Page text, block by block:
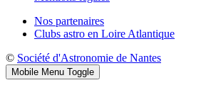
Nos partenaires
Clubs astro en Loire Atlantique
© Société d'Astronomie de Nantes
Mobile Menu Toggle